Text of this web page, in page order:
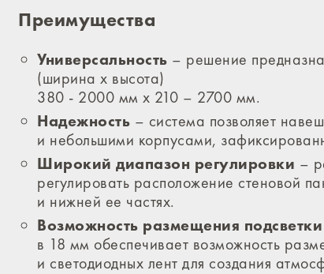
Преимущества
Универсальность – решение
(ширина х высота)
380 - 2000 мм х 210 – 2700 мм.
Надежность – система позволяет
и небольшими корпусами,
Широкий диапазон регулировки –
регулировать расположение стеновой
и нижней ее частях.
Возможность размещения подсветки
в 18 мм обеспечивает возможность
и светодиодных лент для создания